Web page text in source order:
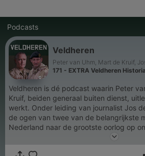
Podcasts
Veldheren
Peter van Uhm, Mart de Kruif,
171 - EXTRA Veldheren Historia - De vlucht
Veldheren is dé podcast waarin Peter
Kruif, beiden generaal buiten dienst,
werkt. Onder leiding van journalist Jos
de ogen van twee van de belangrijkste
Nederland naar de grootste oorlog op